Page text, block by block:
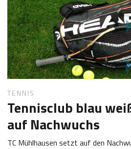
7
2
0
1
7
n
e
Z
o
t
t
TENNIS
Tennisclub blau
auf Nachwuchs
TC Mühlhausen setzt auf den